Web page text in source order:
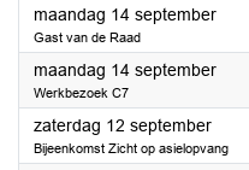
maandag 14 september2026
Gast van de Raad
maandag 14 september2026
Werkbezoek C7
zaterdag 12 september2026
Bijeenkomst Zicht op asielopvang